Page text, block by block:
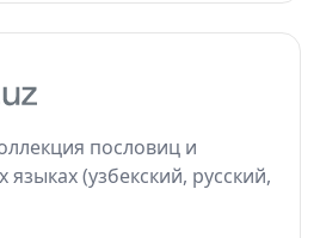
пословиц и
языках (узбекский, русский,